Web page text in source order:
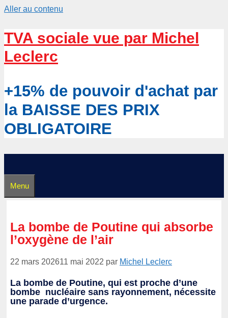
Aller au contenu
TVA sociale vue par Michel
Leclerc
+15% de pouvoir d'achat par
la BAISSE DES PRIX
OBLIGATOIRE
Menu
La bombe de Poutine qui absorbe
l’oxygène de l’air
22 mars 202611 mai 2022 par Michel Leclerc
La bombe de Poutine, qui est proche d’une
bombe nucléaire sans rayonnement, nécessite
une parade d’urgence.